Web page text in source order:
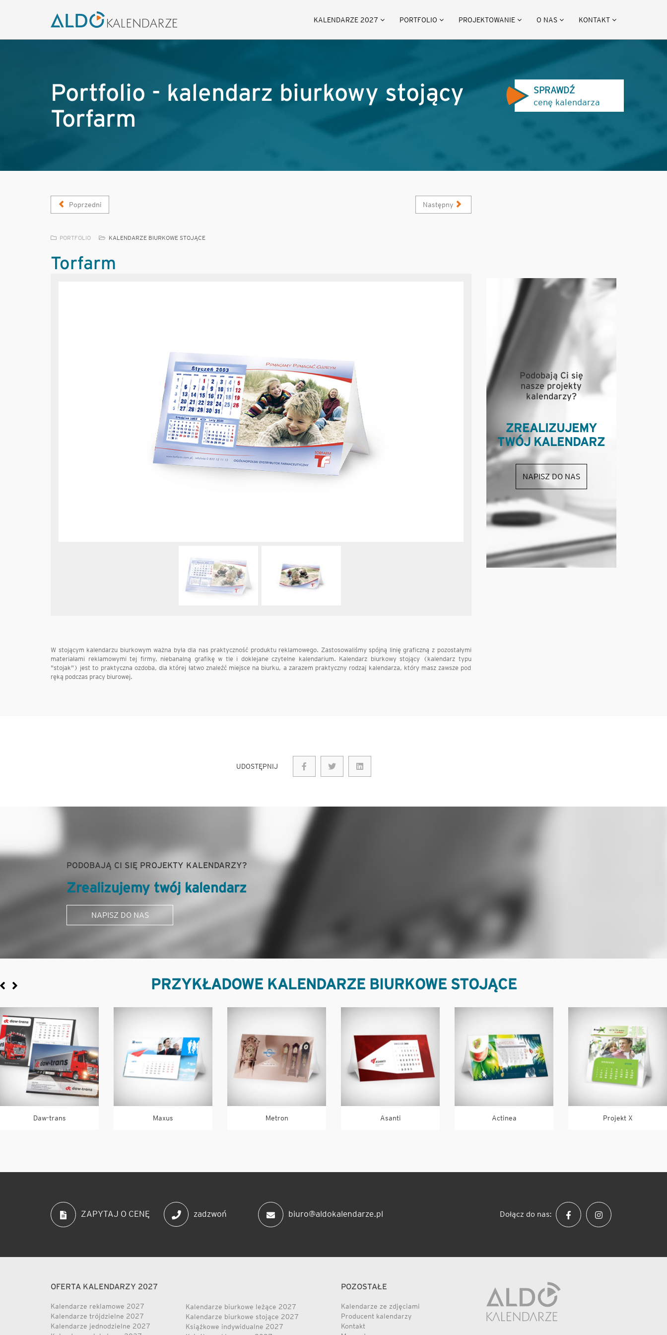
KALENDARZE 2027 PORTFOLIO PROJEKTOWANIE O NAS KONTAKT
Portfolio - kalendarz biurkowy stojący
Torfarm
SPRAWDŹ
cenę kalendarza
Poprzedni Następny
PORTFOLIO KALENDARZE BIURKOWE STOJĄCE
Torfarm
W stojącym kalendarzu biurkowym ważna była dla nas praktyczność produktu reklamowego. Zastosowaliśmy spójną linię graficzną z pozostałymi
materiałami reklamowymi tej firmy, niebanalną grafikę w tle i doklejane czytelne kalendarium. Kalendarz biurkowy stojący (kalendarz typu
"stojak") jest to praktyczna ozdoba, dla której łatwo znaleźć miejsce na biurku, a zarazem praktyczny rodzaj kalendarza, który masz zawsze pod
ręką podczas pracy biurowej.
Podobają Ci się
nasze projekty
kalendarzy?
ZREALIZUJEMY
TWÓJ KALENDARZ
NAPISZ DO NAS
UDOSTĘPNIJ
PODOBAJĄ CI SIĘ PROJEKTY KALENDARZY?
Zrealizujemy twój kalendarz
NAPISZ DO NAS
PRZYKŁADOWE KALENDARZE BIURKOWE STOJĄCE
Daw-trans Maxus Metron Asanti Actinea Projekt X
ZAPYTAJ O CENĘ zadzwoń biuro@aldokalendarze.pl Dołącz do nas:
OFERTA KALENDARZY 2027
Kalendarze reklamowe 2027
Kalendarze trójdzielne 2027
Kalendarze jednodzielne 2027
Kalendarze biurkowe leżące 2027
Kalendarze biurkowe stojące 2027
Książkowe indywidualne 2027
POZOSTAŁE
Kalendarze ze zdjęciami
Producent kalendarzy
Kontakt